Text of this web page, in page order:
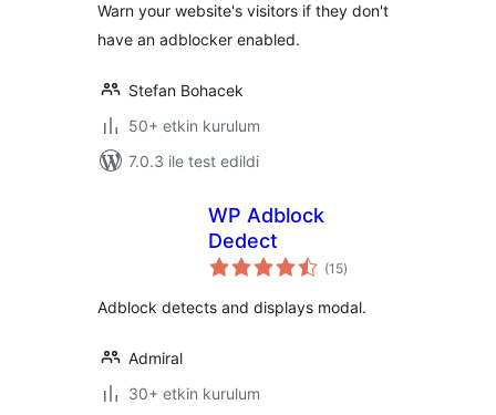
Warn your website's visitors if they don't
have an adblocker enabled.
Stefan Bohacek
50+ etkin kurulum
7.0.3 ile test edildi
WP Adblock
Dedect
(15toplam
puan
)
Adblock detects and displays modal.
Admiral
30+ etkin kurulum